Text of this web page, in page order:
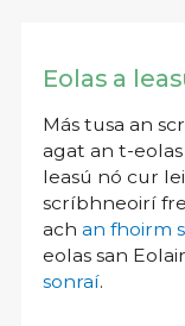
Eolas a
Más tusa an
agat an t-
leasú nó cur
scríbhneoirí
ach an fhoirm
eolas san
sonraí.